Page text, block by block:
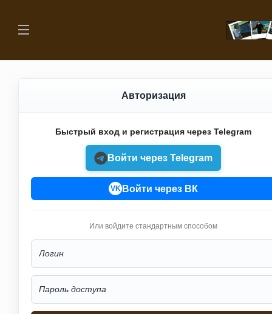
Авторизация
Быстрый вход и регистрация через Telegram
Войти через Telegram
VK Войти через ВК
Или войдите стандартным способом